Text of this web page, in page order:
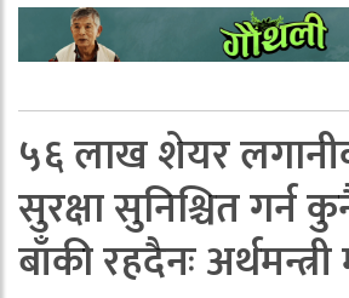
५६ लाख शेयर
सुरक्षा सुनिश्चित गर्न
बाँकी रहदैनः